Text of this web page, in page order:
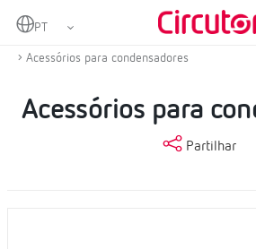
Home
Condensadores e
Acessórios para condensadores
Acessórios para
Partilhar